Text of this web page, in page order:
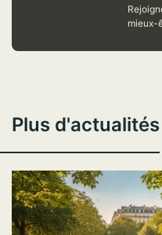
mieux-
Plus d'actualités